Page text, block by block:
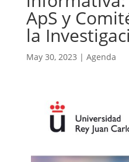
ApS y
la
May 30, 2023 | Agenda